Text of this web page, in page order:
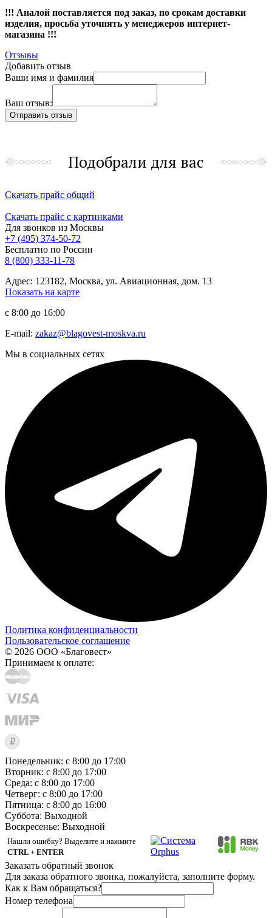
!!! Аналой поставляется под заказ, по срокам доставки
изделия, просьба уточнять у менеджеров интернет-
магазина !!!
Отзывы
Добавить отзыв
Ваши имя и фамилия
Ваш отзыв:
Подобрали для вас
Скачать прайс общий
Скачать прайс с картинками
Для звонков из Москвы
+7 (495) 374-50-72
Бесплатно по России
8 (800) 333-11-78
Адрес: 123182, Москва, ул. Авиационная, дом. 13
Показать на карте
с 8:00 до 16:00
E-mail: zakaz@blagovest-moskva.ru
Мы в социальных сетях
Политика конфиденциальности
Пользовательское соглашение
© 2026 ООО «Благовест»
Принимаем к оплате:
Понедельник: с 8:00 до 17:00
Вторник: с 8:00 до 17:00
Среда: с 8:00 до 17:00
Четверг: с 8:00 до 17:00
Пятница: с 8:00 до 16:00
Суббота: Выходной
Воскресенье: Выходной
Нашли ошибку? Выделите и нажмите
CTRL + ENTER
Заказать обратный звонок
Для заказа обратного звонка, пожалуйста, заполните форму.
Как к Вам обращаться?
Номер телефона